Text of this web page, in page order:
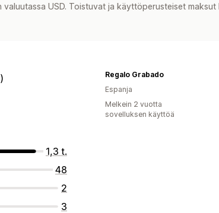
valuutassa USD. Toistuvat ja käyttöperusteiset
1,3 t.
48
2
3
Regalo Grabado
Espanja
Melkein 2 vuotta
sovelluksen käyttöä